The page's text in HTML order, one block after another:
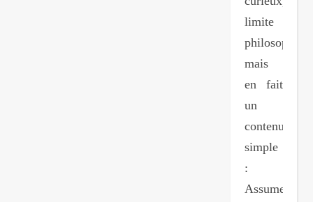
limite
mais
en fait
un
contenu
simple
:
Assumer